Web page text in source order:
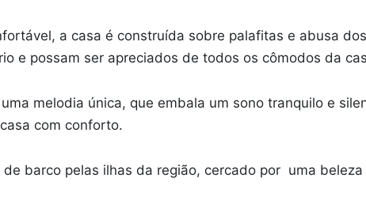
a casa é construída sobre palafitas e abusa
e possam ser apreciados de todos os cômodos da
melodia única, que embala um sono tranquilo e
com conforto.
barco pelas ilhas da região, cercado por uma